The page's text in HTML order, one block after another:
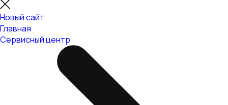
Новый сайт
Главная
Сервисный центр